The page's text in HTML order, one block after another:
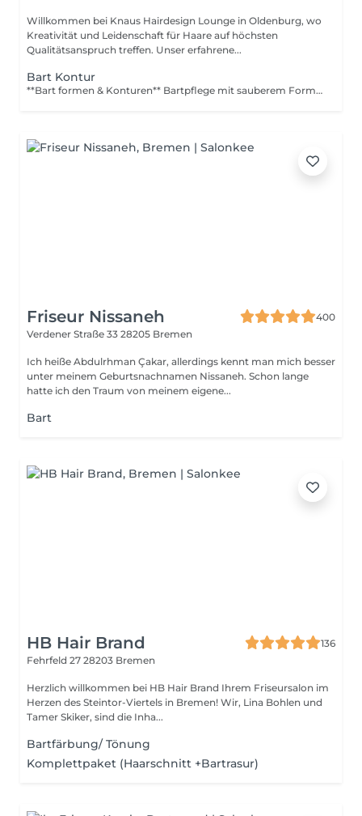
Willkommen bei Knaus Hairdesign Lounge in Oldenburg, wo
Kreativität und Leidenschaft für Haare auf höchsten
Qualitätsanspruch treffen. Unser erfahrene...
Bart Kontur
**Bart formen & Konturen** Bartpflege mit sauberem Formen, klaren Konturen an Wangen und Hals sowie Entfernung störender Härchen.
Friseur Nissaneh
400
Verdener Straße 33 28205 Bremen
Ich heiße Abdulrhman Çakar, allerdings kennt man mich besser
unter meinem Geburtsnachnamen Nissaneh. Schon lange
hatte ich den Traum von meinem eigene...
Bart
HB Hair Brand
136
Fehrfeld 27 28203 Bremen
Herzlich willkommen bei HB Hair Brand Ihrem Friseursalon im
Herzen des Steintor-Viertels in Bremen! Wir, Lina Bohlen und
Tamer Skiker, sind die Inha...
Bartfärbung/ Tönung
Komplettpaket (Haarschnitt +Bartrasur)